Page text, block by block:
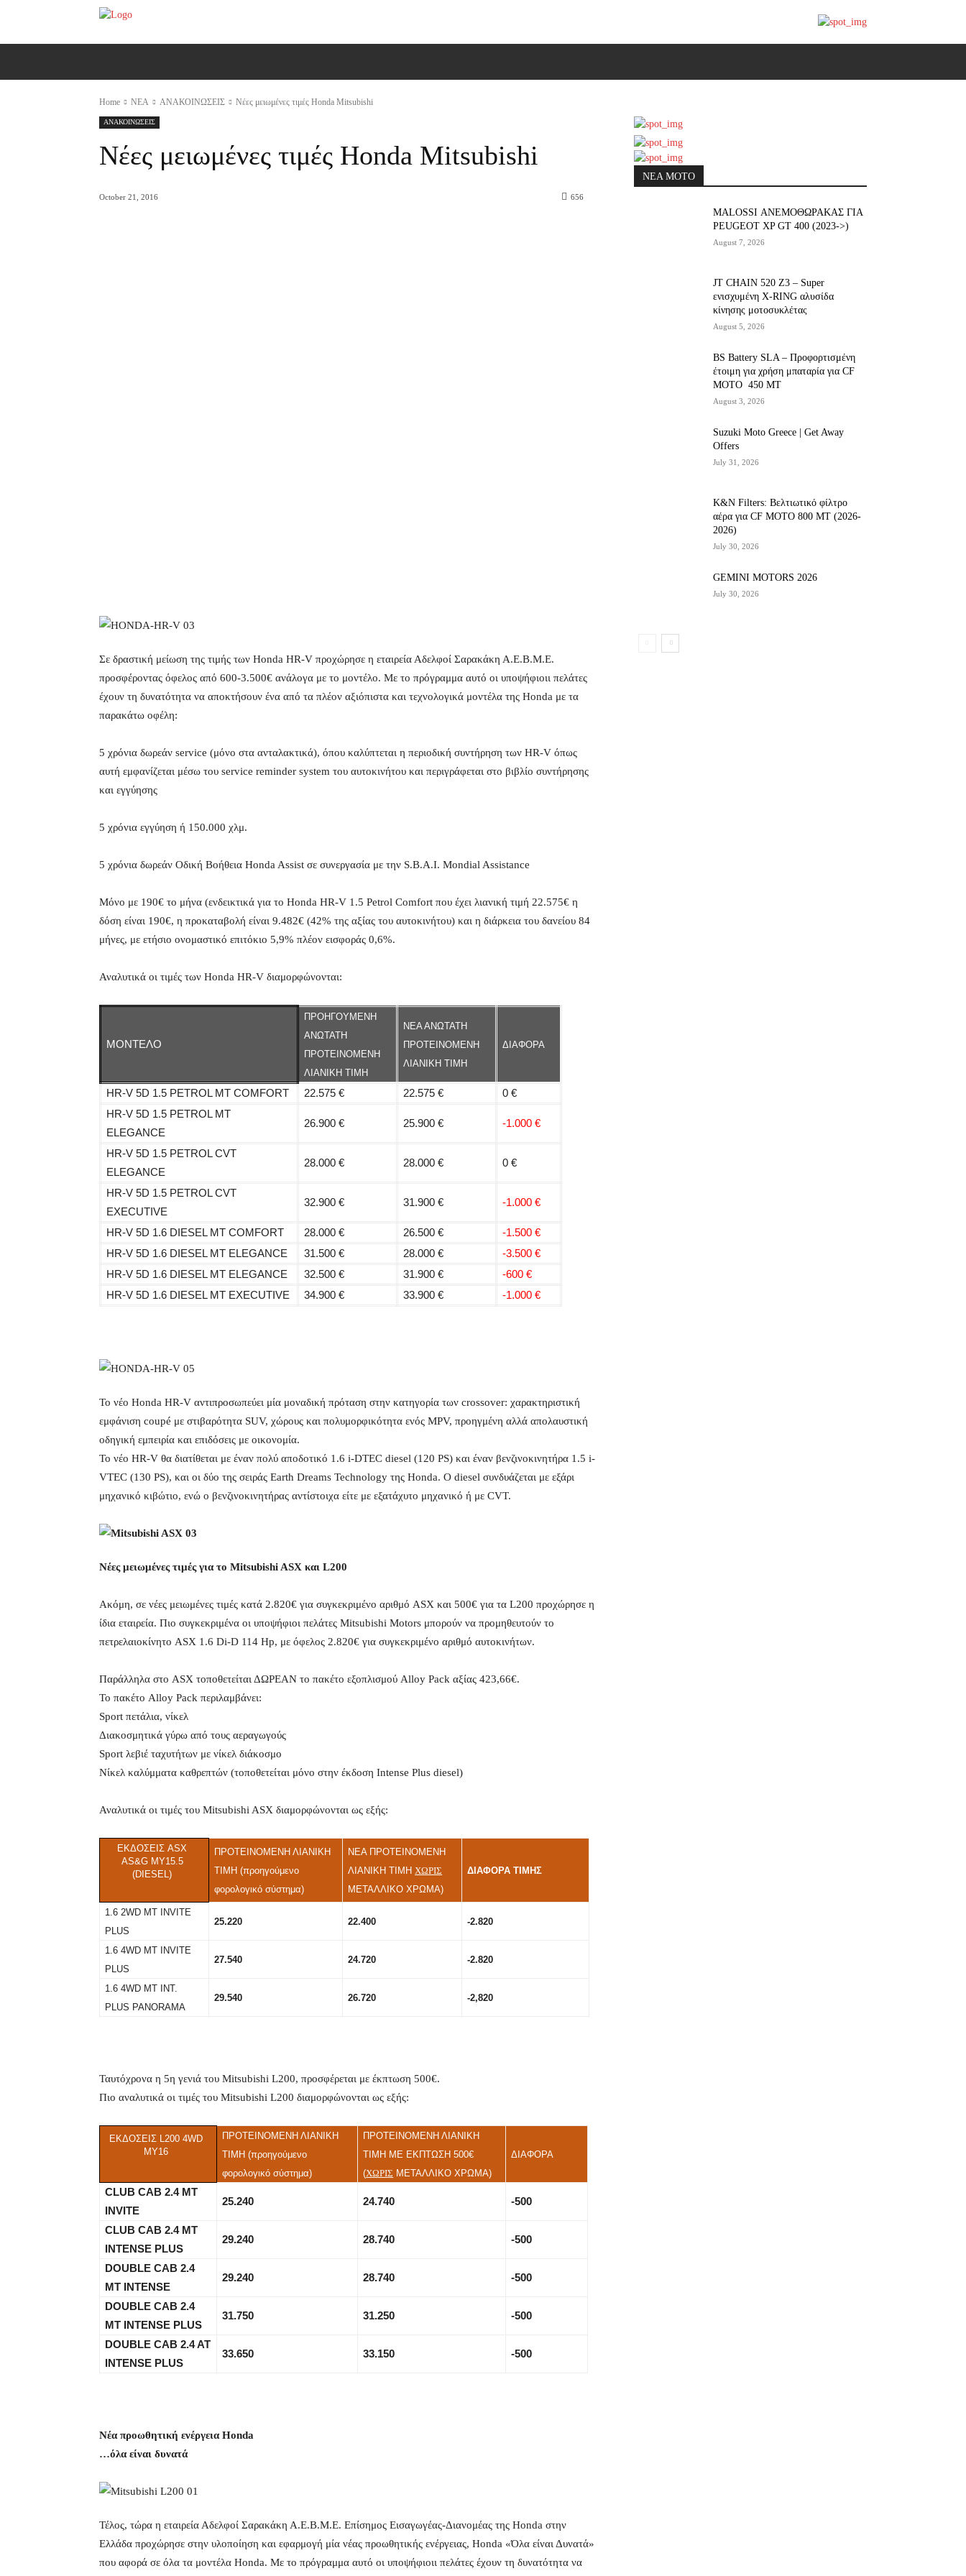
Home ΝΕΑ ΑΝΑΚΟΙΝΩΣΕΙΣ Νέες μειωμένες τιμές Honda Mitsubishi
ΑΝΑΚΟΙΝΩΣΕΙΣ
Νέες μειωμένες τιμές Honda Mitsubishi
October 21, 2016 656
Σε δραστική μείωση της τιμής των Honda HR-V προχώρησε η εταιρεία Αδελφοί Σαρακάκη Α.Ε.Β.Μ.Ε.
προσφέροντας όφελος από 600-3.500€ ανάλογα με το μοντέλο. Με το πρόγραμμα αυτό οι υποψήφιοιι πελάτες
έχουν τη δυνατότητα να αποκτήσουν ένα από τα πλέον αξιόπιστα και τεχνολογικά μοντέλα της Honda με τα
παρακάτω οφέλη:
5 χρόνια δωρεάν service (μόνο στα ανταλακτικά), όπου καλύπτεται η περιοδική συντήρηση των HR-V όπως
αυτή εμφανίζεται μέσω του service reminder system του αυτοκινήτου και περιγράφεται στο βιβλίο συντήρησης
και εγγύησης
5 χρόνια εγγύηση ή 150.000 χλμ.
5 χρόνια δωρεάν Οδική Βοήθεια Honda Assist σε συνεργασία με την S.B.A.I. Mondial Assistance
Μόνο με 190€ το μήνα (ενδεικτικά για το Honda HR-V 1.5 Petrol Comfort που έχει λιανική τιμή 22.575€ η
δόση είναι 190€, η προκαταβολή είναι 9.482€ (42% της αξίας του αυτοκινήτου) και η διάρκεια του δανείου 84
μήνες, με ετήσιο ονομαστικό επιτόκιο 5,9% πλέον εισφοράς 0,6%.
Αναλυτικά οι τιμές των Honda HR-V διαμορφώνονται:
ΜΟΝΤΕΛΟ
ΠΡΟΗΓΟΥΜΕΝΗ
ΑΝΩΤΑΤΗ
ΠΡΟΤΕΙΝΟΜΕΝΗ
ΛΙΑΝΙΚΗ ΤΙΜΗ
ΝΕΑ ΑΝΩΤΑΤΗ
ΠΡΟΤΕΙΝΟΜΕΝΗ
ΛΙΑΝΙΚΗ ΤΙΜΗ
ΔΙΑΦΟΡΑ
HR-V 5D 1.5 PETROL MT COMFORΤ 22.575 € 22.575 €
0 €
HR-V 5D 1.5 PETROL MT
ELEGANCE
26.900 € 25.900 € -1.000 €
HR-V 5D 1.5 PETROL CVT
ELEGANCE
28.000 € 28.000 € 0 €
HR-V 5D 1.5 PETROL CVT
EXECUTIVE
32.900 € 31.900 € -1.000 €
HR-V 5D 1.6 DIESEL MT COMFORT 28.000 € 26.500 €
-1.500 €
HR-V 5D 1.6 DIESEL MT ELEGANCE
31.500 € 28.000 €
-3.500 €
HR-V 5D 1.6 DIESEL MT ELEGANCE
32.500 € 31.900 €
-600 €
HR-V 5D 1.6 DIESEL MT EXECUTIVE
34.900 € 33.900 € -1.000 €
Το νέο Honda HR-V αντιπροσωπεύει μία μοναδική πρόταση στην κατηγορία των crossover: χαρακτηριστική
εμφάνιση coupé με στιβαρότητα SUV, χώρους και πολυμορφικότητα ενός MPV, προηγμένη αλλά απολαυστική
οδηγική εμπειρία και επιδόσεις με οικονομία.
Το νέο HR-V θα διατίθεται με έναν πολύ αποδοτικό 1.6 i-DTEC diesel (120 PS) και έναν βενζινοκινητήρα 1.5 i-
VTEC (130 PS), και οι δύο της σειράς Earth Dreams Technology της Honda. Ο diesel συνδυάζεται με εξάρι
μηχανικό κιβώτιο, ενώ ο βενζινοκινητήρας αντίστοιχα είτε με εξατάχυτο μηχανικό ή με CVT.
Νέες μειωμένες τιμές για το Mitsubishi ASX και L200
Ακόμη, σε νέες μειωμένες τιμές κατά 2.820€ για συγκεκριμένο αριθμό ASX και 500€ για τα L200 προχώρησε η
ίδια εταιρεία. Πιο συγκεκριμένα οι υποψήφιοι πελάτες Mitsubishi Motors μπορούν να προμηθευτούν το
πετρελαιοκίνητο ASX 1.6 Di-D 114 Hp, με όφελος 2.820€ για συγκεκριμένο αριθμό αυτοκινήτων.
Παράλληλα στο ASX τοποθετείται ΔΩΡΕΑΝ το πακέτο εξοπλισμού Alloy Pack αξίας 423,66€.
Το πακέτο Alloy Pack περιλαμβάνει:
Sport πετάλια, νίκελ
Διακοσμητικά γύρω από τους αεραγωγούς
Sport λεβιέ ταχυτήτων με νίκελ διάκοσμο
Νίκελ καλύμματα καθρεπτών (τοποθετείται μόνο στην έκδοση Intense Plus diesel)
Αναλυτικά οι τιμές του Mitsubishi ASX διαμορφώνονται ως εξής:
ΕΚΔΟΣΕΙΣ ASX
AS&G MY15.5
(DIESEL)
ΠΡΟΤΕΙΝΟΜΕΝΗ ΛΙΑΝΙΚΗ
ΤΙΜΗ (προηγούμενο
φορολογικό σύστημα)
ΝΕΑ ΠΡΟΤΕΙΝΟΜΕΝΗ
ΛΙΑΝΙΚΗ ΤΙΜΗΧΩΡΙΣ
ΜΕΤΑΛΛΙΚΟ ΧΡΩΜΑ)
ΔΙΑΦΟΡΑ ΤΙΜΗΣ
1.6 2WD MT INVITE
PLUS
25.220 22.400 -2.820
1.6 4WD MT INVITE
PLUS
27.540 24.720 -2.820
1.6 4WD MT INT.
PLUS PANORAMA
29.540 26.720 -2,820
Ταυτόχρονα η 5η γενιά του Mitsubishi L200, προσφέρεται με έκπτωση 500€.
Πιο αναλυτικά οι τιμές του Mitsubishi L200 διαμορφώνονται ως εξής:
ΕΚΔΟΣΕΙΣ L200 4WD
MY16
ΠΡΟΤΕΙΝΟΜΕΝΗ ΛΙΑΝΙΚΗ
ΤΙΜΗ (προηγούμενο
φορολογικό σύστημα)
ΠΡΟΤΕΙΝΟΜΕΝΗ ΛΙΑΝΙΚΗ
ΤΙΜΗ ΜΕ ΕΚΠΤΩΣΗ 500€
(ΧΩΡΙΣ ΜΕΤΑΛΛΙΚΟ ΧΡΩΜΑ)
ΔΙΑΦΟΡΑ
CLUB CAB 2.4 ΜΤ
INVITE
25.240 24.740 -500
CLUB CAB 2.4 ΜΤ
INTENSE PLUS
29.240 28.740 -500
DOUBLE CAB 2.4
ΜΤ INTENSE
29.240 28.740 -500
DOUBLE CAB 2.4
ΜΤ INTENSE PLUS
31.750 31.250 -500
DOUBLE CAB 2.4 AT
INTENSE PLUS
33.650 33.150 -500
Νέα προωθητική ενέργεια Honda
…όλα είναι δυνατά
Τέλος, τώρα η εταιρεία Αδελφοί Σαρακάκη Α.Ε.Β.Μ.Ε. Επίσημος Εισαγωγέας-Διανομέας της Honda στην
Ελλάδα προχώρησε στην υλοποίηση και εφαρμογή μία νέας προωθητικής ενέργειας, Honda «Όλα είναι Δυνατά»
που αφορά σε όλα τα μοντέλα Honda. Με το πρόγραμμα αυτό οι υποψήφιοιι πελάτες έχουν τη δυνατότητα να
ΝΕΑ MOTO
ΜΑLOSSI ΑΝΕΜΟΘΩΡΑΚΑΣ ΓΙΑ
PEUGEOT XP GT 400 (2023->)
August 7, 2026
JT CHAIN 520 Ζ3 – Super
ενισχυμένη X-RING αλυσίδα
κίνησης μοτοσυκλέτας
August 5, 2026
BS Battery SLA – Προφορτισμένη
έτοιμη για χρήση μπαταρία για CF
MOTO 450 MT
August 3, 2026
Suzuki Moto Greece | Get Away
Offers
July 31, 2026
K&N Filters: Βελτιωτικό φίλτρο
αέρα για CF ΜΟΤΟ 800 ΜΤ (2026-
2026)
July 30, 2026
GEMINI MOTORS 2026
July 30, 2026